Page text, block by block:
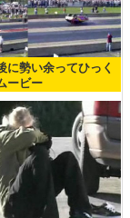
に勢い余ってひっく
ービー